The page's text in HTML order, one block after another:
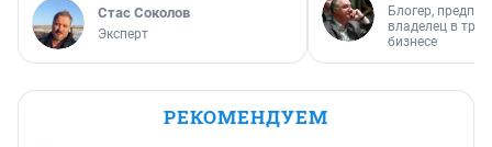
Стас Соколов
Эксперт
Блогер,
владелец в
бизнесе
РЕКОМЕНДУЕМ